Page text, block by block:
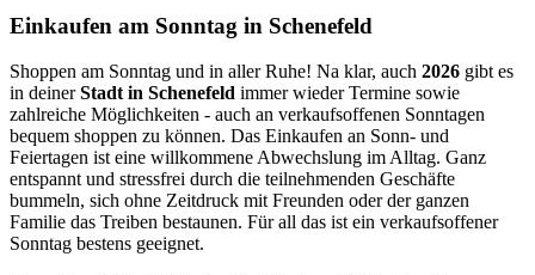
Einkaufen am Sonntag in Schenefeld
Shoppen am Sonntag und in aller Ruhe! Na klar, auch 2026 gibt es
in deinerStadt in Schenefeld immer wieder Termine sowie
zahlreiche Möglichkeiten - auch an verkaufsoffenen Sonntagen
bequem shoppen zu können. Das Einkaufen an Sonn- und
Feiertagen ist eine willkommene Abwechslung im Alltag. Ganz
entspannt und stressfrei durch die teilnehmenden Geschäfte
bummeln, sich ohne Zeitdruck mit Freunden oder der ganzen
Familie das Treiben bestaunen. Für all das ist ein verkaufsoffener
Sonntag bestens geeignet.